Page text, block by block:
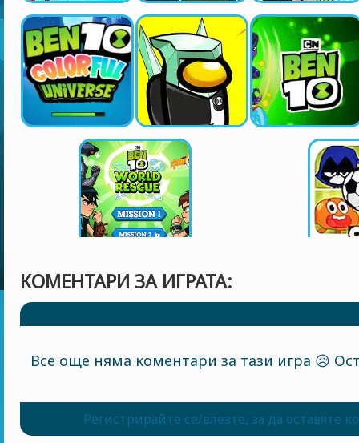
КОМЕНТАРИ ЗА ИГРАТА:
Все още няма коментари за тази игра 😥
Регистрирайте се/влезте, за да оставяте